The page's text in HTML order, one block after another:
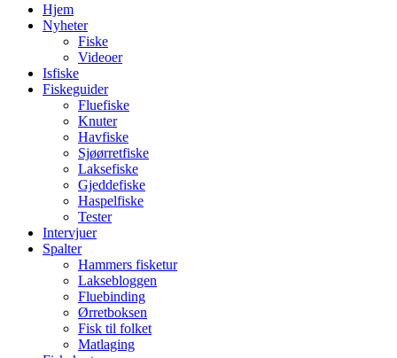
Hjem
Nyheter
Fiske
Videoer
Isfiske
Fiskeguider
Fluefiske
Knuter
Havfiske
Sjøørretfiske
Laksefiske
Gjeddefiske
Haspelfiske
Tester
Intervjuer
Spalter
Hammers fisketur
Laksebloggen
Fluebinding
Ørretboksen
Fisk til folket
Matlaging